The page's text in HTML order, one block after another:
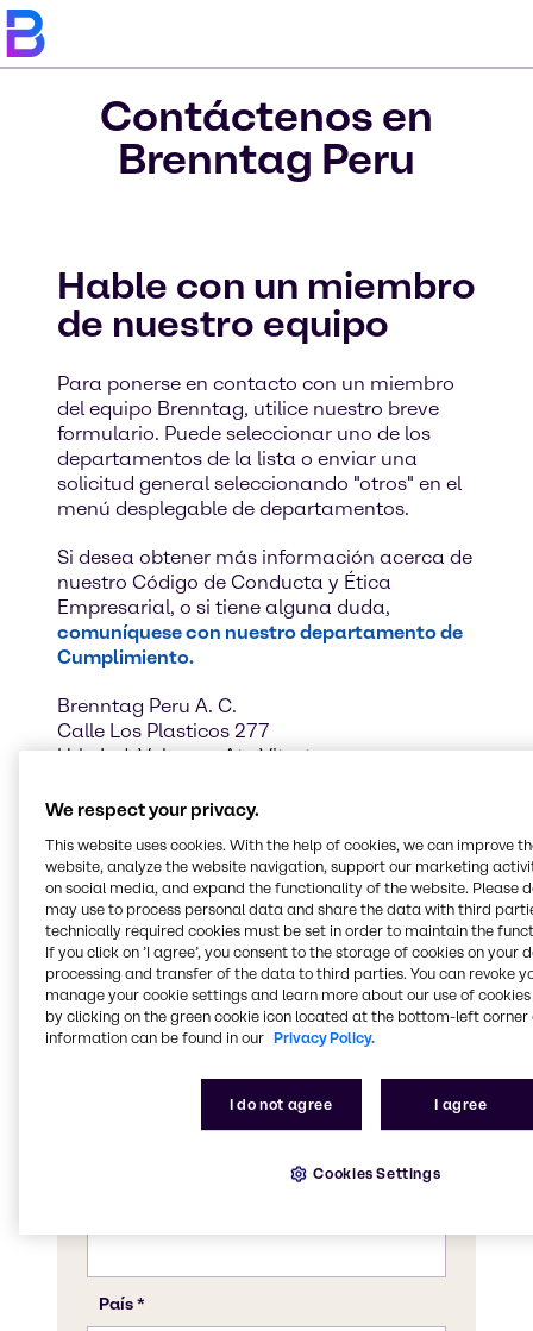
Contáctenos en
Brenntag Peru
Hable con un miembro
de nuestro equipo
Para ponerse en contacto con un miembro
del equipo Brenntag, utilice nuestro breve
formulario. Puede seleccionar uno de los
departamentos de la lista o enviar una
solicitud general seleccionando "otros" en el
menú desplegable de departamentos.
Si desea obtener más información acerca de
nuestro Código de Conducta y Ética
Empresarial, o si tiene alguna duda,
comuníquese con nuestro departamento de
Cumplimiento.
Brenntag Peru A. C.
Calle Los Plasticos 277
Urb. Ind. Vulcano, Ate Vitarte
Perú
Llámanos
We respect your privacy.
This website uses cookies. With the help of cookies, we can improve
website, analyze the website navigation, support our marketing
on social media, and expand the functionality of the website. Please
may use to process personal data and share the data with third
technically required cookies must be set in order to maintain the
If you click on ’I agree’, you consent to the storage of cookies on your
processing and transfer of the data to third parties. You can revoke
manage your cookie settings and learn more about our use of cookies
by clicking on the green cookie icon located at the bottom-left corner
information can be found in our Privacy Policy.
I do not agree I agree
Cookies Settings